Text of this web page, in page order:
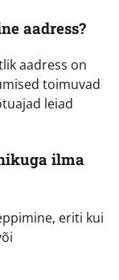
aadress?
aadress on
toimuvad
leiad
ilma
eriti kui